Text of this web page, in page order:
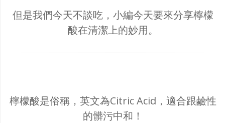
但是我們今天不談吃，小編今天要來分享檸檬
酸在清潔上的妙用。
檸檬酸是俗稱，英文為Citric Acid，適合跟鹼性
的髒污中和！